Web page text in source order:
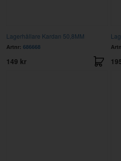
Lagerhållare Kardan 50,8MM
Artnr: 686668
149 kr